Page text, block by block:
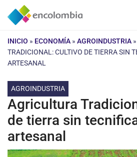
Saltar
INICIO » ECONOMÍA » AGROINDUSTRIA »
TRADICIONAL: CULTIVO DE TIERRA SIN
ARTESANAL
AGROINDUSTRIA
Agricultura
de tierra sin
artesanal